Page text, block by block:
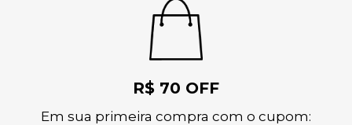
R$ 70 OFF
Em sua primeira compra com o cupom: